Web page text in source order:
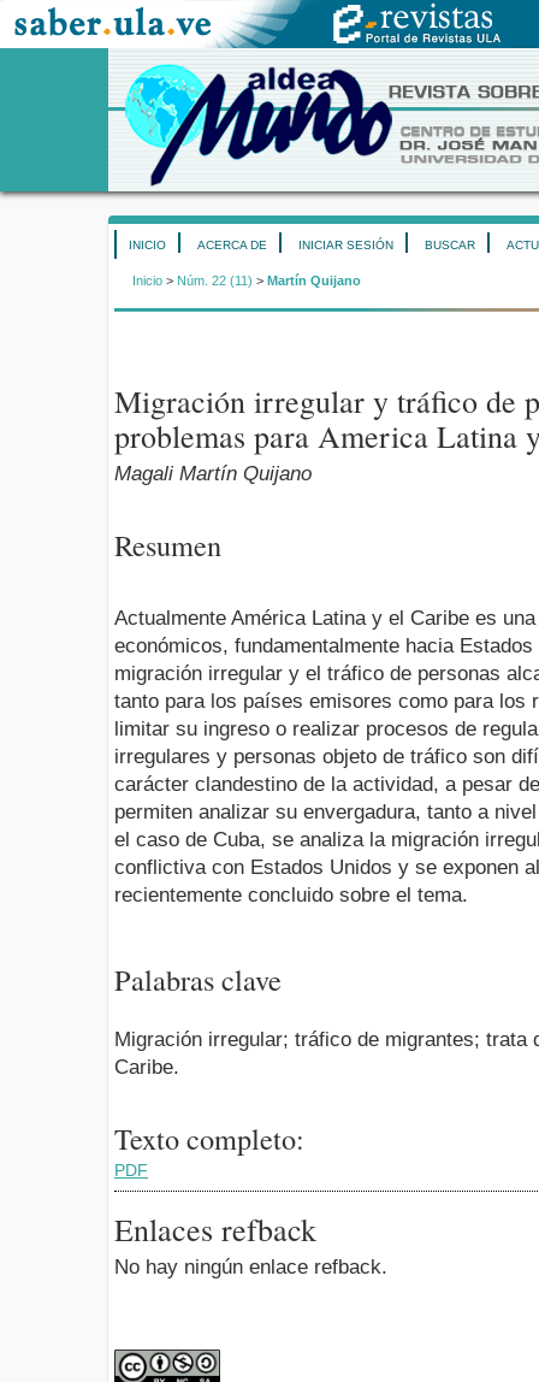
INICIO ACERCA DE INICIAR SESIÓN BUSCAR
Inicio > Núm. 22 (11) > Martín Quijano
Migración irregular y tráfico de
problemas para America Latina
Magali Martín Quijano
Resumen
Actualmente América Latina y el Caribe es
económicos, fundamentalmente hacia
migración irregular y el tráfico de personas
tanto para los países emisores como para los
limitar su ingreso o realizar procesos de
irregulares y personas objeto de tráfico son
carácter clandestino de la actividad, a pesar
permiten analizar su envergadura, tanto a
el caso de Cuba, se analiza la migración
conflictiva con Estados Unidos y se exponen
recientemente concluido sobre el tema.
Palabras clave
Migración irregular; tráfico de migrantes; trata
Caribe.
Texto completo:
PDF
Enlaces refback
No hay ningún enlace refback.